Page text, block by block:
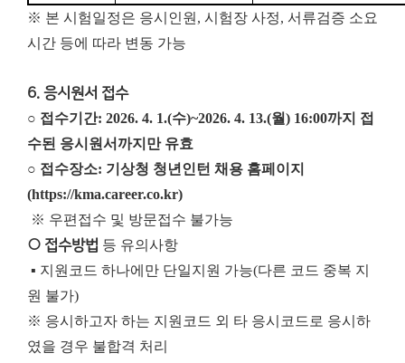
※ 본 시험일정은 응시인원, 시험장 사정, 서류검증 소요
시간 등에 따라 변동 가능
6. 응시원서 접수
○ 접수기간: 2026. 4. 1.(수)~2026. 4. 13.(월) 16:00까지 접
수된 응시원서까지만 유효
○ 접수장소: 기상청 청년인턴 채용 홈페이지
(https://kma.career.co.kr)
※ 우편접수 및 방문접수 불가능
○ 접수방법 등 유의사항
▪ 지원코드 하나에만 단일지원 가능(다른 코드 중복 지
원 불가)
※ 응시하고자 하는 지원코드 외 타 응시코드로 응시하
였을 경우 불합격 처리